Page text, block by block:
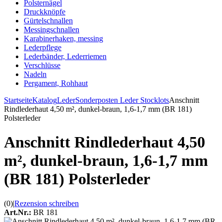
Polsternägel
Druckknöpfe
Gürtelschnallen
Messingschnallen
Karabinerhaken, messing
Lederpflege
Lederbänder, Lederriemen
Verschlüsse
Nadeln
Pergament, Rohhaut
StartseiteKatalogLederSonderposten Leder StocklotsAnschnitt
Rindlederhaut 4,50 m², dunkel-braun, 1,6-1,7 mm (BR 181)
Polsterleder
Anschnitt Rindlederhaut 4,50
m², dunkel-braun, 1,6-1,7 mm
(BR 181) Polsterleder
(0)|Rezension schreiben
Art.Nr.: BR 181